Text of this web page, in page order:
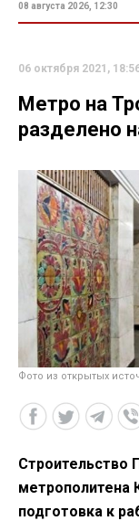
08 августа 2026, 12:30
06 октября 2021,
Метро на
разделено
Фото из открытых
Строительство
метрополитена
подготовка к